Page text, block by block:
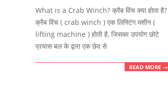
06-
12
What is a Crab Winch? क्रैब विंच क्या होता है?
क्रैब विंच ( crab winch ) एक लिफ्टिंग मशीन (
lifting machine ) होती है, जिसका उपयोग छोटे
प्रयास बल के द्वारा एक छेद से
READ MORE →